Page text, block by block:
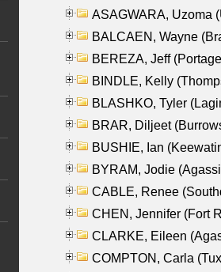
ASAGWARA, Uzoma
BALCAEN, Wayne
BEREZA, Jeff
BINDLE, Kelly
BLASHKO, Tyler
BRAR, Diljeet
BUSHIE, Ian
BYRAM, Jodie
CABLE, Renee
CHEN, Jennifer (Fort
CLARKE, Eileen
COMPTON, Carla